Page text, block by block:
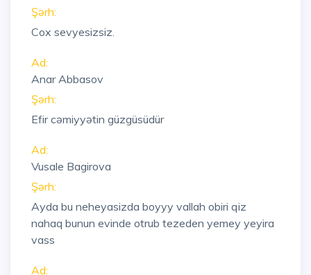
Şərh:
Cox sevyesizsiz.
Ad:
Anar Abbasov
Şərh:
Efir cəmiyyətin güzgüsüdür
Ad:
Vusale Bagirova
Şərh:
Ayda bu neheyasizda boyyy vallah obiri qiz
nahaq bunun evinde otrub tezeden yemey yeyira
vass
Ad: